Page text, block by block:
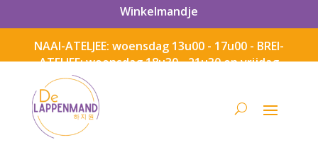
Winkelmandje
NAAI-ATELJEE: woensdag 13u00 - 17u00 - BREI-
ATELJEE: woensdag 18u30 - 21u30 en vrijdag